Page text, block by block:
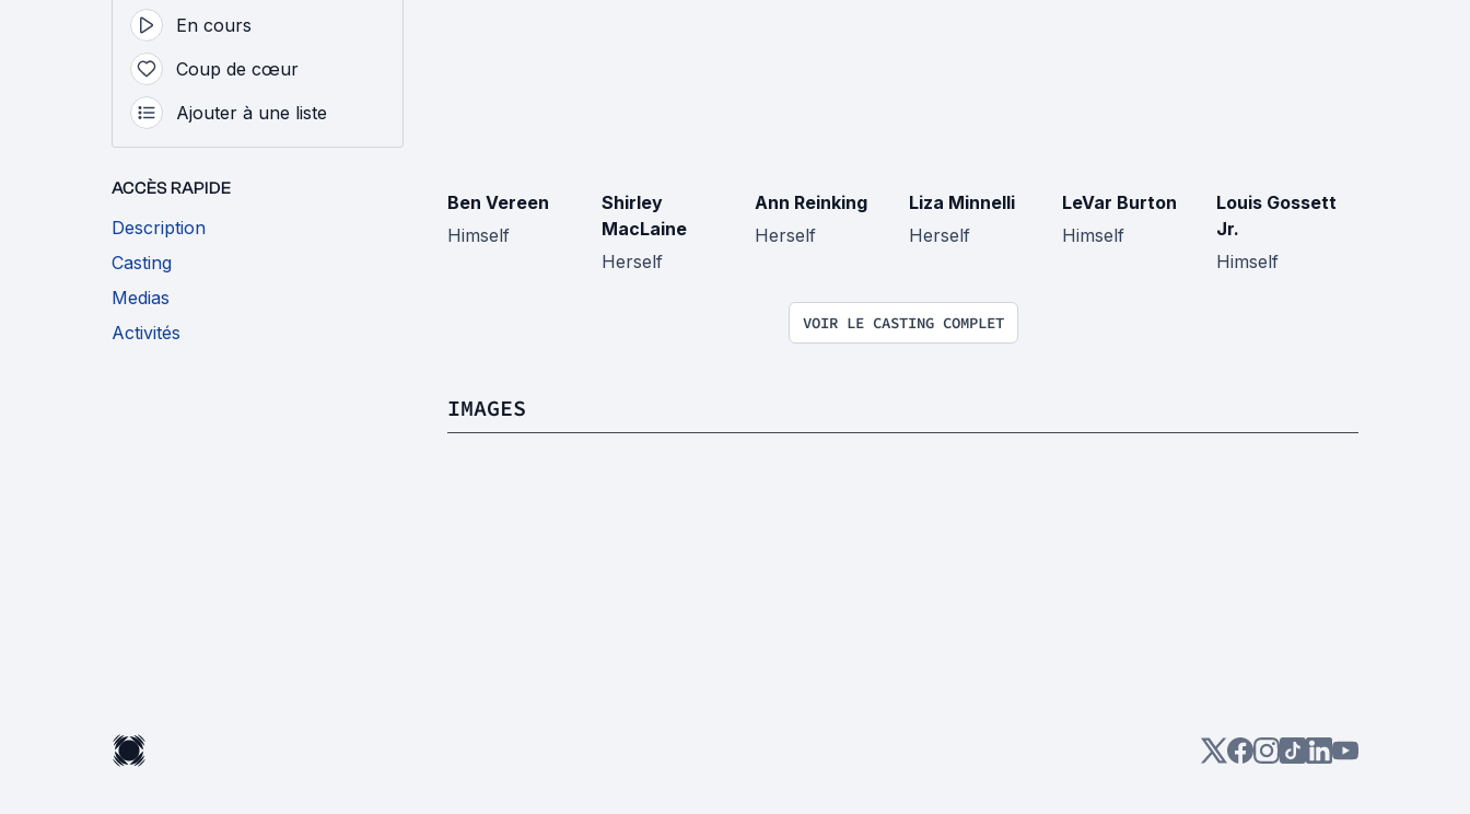
En cours
Coup de cœur
Ajouter à une liste
ACCÈS RAPIDE
Description
Casting
Medias
Activités
Ben Vereen
Himself
Shirley
MacLaine
Herself
Ann Reinking
Herself
Liza Minnelli
Herself
LeVar Burton
Himself
Louis Gossett
Jr.
Himself
VOIR LE CASTING COMPLET
IMAGES